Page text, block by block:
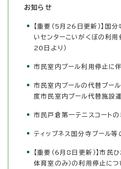
お知らせ
【重要（5月26日更新）】国
いセンターこいがくぼの利
20日より）
市民室内プール利用停止に
市民室内プールの代替プー
度市民室内プール代替施設
市民戸倉第一テニスコート
ティップネス国分寺プール等
【重要（6月8日更新）】市民
体育室のみ）の利用停止につ